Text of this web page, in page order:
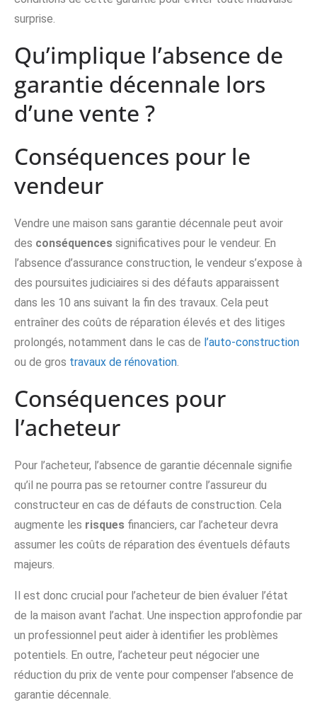
surprise.
Qu’implique l’absence de
garantie décennale lors
d’une vente ?
Conséquences pour le
vendeur
Vendre une maison sans garantie décennale peut avoir
des conséquences significatives pour le vendeur. En
l’absence d’assurance construction, le vendeur s’expose à
des poursuites judiciaires si des défauts apparaissent
dans les 10 ans suivant la fin des travaux. Cela peut
entraîner des coûts de réparation élevés et des litiges
prolongés, notamment dans le cas de l’auto-construction
ou de gros travaux de rénovation.
Conséquences pour
l’acheteur
Pour l’acheteur, l’absence de garantie décennale signifie
qu’il ne pourra pas se retourner contre l’assureur du
constructeur en cas de défauts de construction. Cela
augmente les risques financiers, car l’acheteur devra
assumer les coûts de réparation des éventuels défauts
majeurs.
Il est donc crucial pour l’acheteur de bien évaluer l’état
de la maison avant l’achat. Une inspection approfondie par
un professionnel peut aider à identifier les problèmes
potentiels. En outre, l’acheteur peut négocier une
réduction du prix de vente pour compenser l’absence de
garantie décennale.